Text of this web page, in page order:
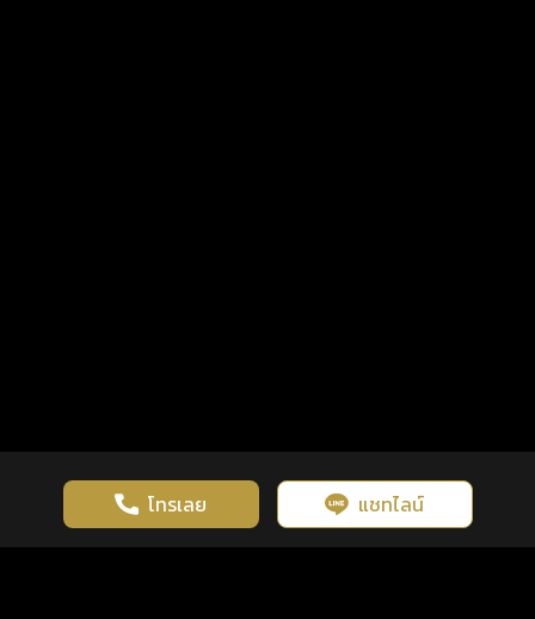
โทรเลย แชทไลน์
เว็บไซต์นี้มีการใช้งานคุกกี้ เพื่อเพิ่มประสิทธิภาพและประสบการณ์ที่ดี
ในการใช้งานเว็บไซต์ นโยบายความเป็นส่วนตัว
รู้ก่อน พร้อมกว่า ทุกจังหวะชีวิต คลิกดูดวงฟรี